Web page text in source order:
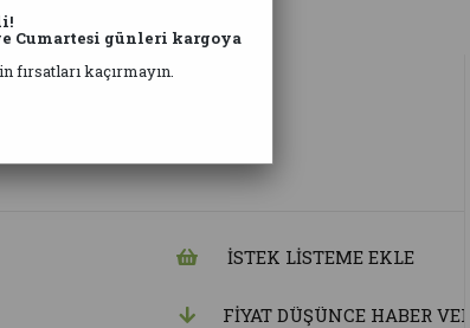
çerçeve Bal
İSTEK LISTEME EKLE
FIYAT DÜŞÜNCE HABER VER
Cumartesi günleri kargoya
fırsatları kaçırmayın.